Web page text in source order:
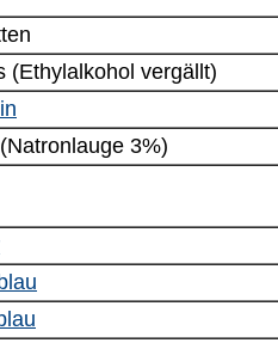
(Ethylalkohol vergällt)
3%)